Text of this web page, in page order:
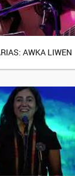
AWKA LIWEN